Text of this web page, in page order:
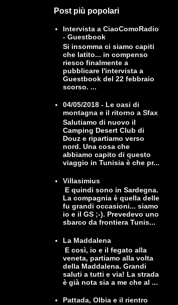
Post più popolari
Intervista a CiaoComoRadio
- Guestbook
Si insomma ci siamo capiti
che latito... in compenso
riesco finalmente a
pubblicare l'intervista a
Guestbook del 22 febbraio
scorso. ...
04/05/2018 - Le oasi di
montagna e il ritorno a Sfax
Salutiamo di nuovo il
Camping Desert Club di
Douz e ripartiamo verso
nord. Una cosa che
abbiamo capito di questo
viaggio in Tunisia è che pr...
Villasimius
E quindi sono in Sardegna.
La compagnia è quella delle
fu grandi occasioni... siamo
io e il GS ;-). Prevedevo uno
sbarco da frontiera Tunis...
La Maddalena
E così, io e il fegato alla
veneta, partiamo alla volta
della Maddalena. Grandi
saluti a tutti e via! La strada
è già nota sia a me che al ...
Pattada, Olbia e il rientro